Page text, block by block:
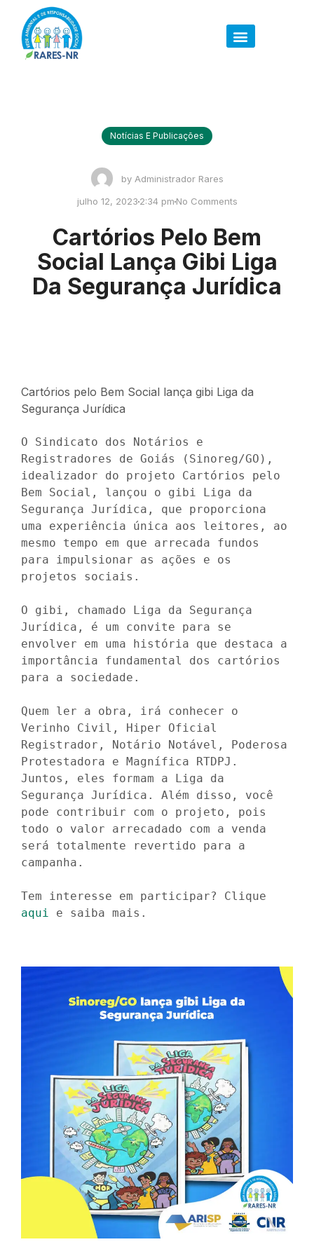
Notícias E Publicações
byAdministrador Rares
julho 12, 20232:34 pmNo Comments
Cartórios Pelo Bem
Social Lança Gibi Liga
Da Segurança Jurídica
Cartórios pelo Bem Social lança gibi Liga da
Segurança Jurídica
O Sindicato dos Notários e
Registradores de Goiás (Sinoreg/GO),
idealizador do projeto Cartórios pelo
Bem Social, lançou o gibi Liga da
Segurança Jurídica, que proporciona
uma experiência única aos leitores, ao
mesmo tempo em que arrecada fundos
para impulsionar as ações e os
projetos sociais.
O gibi, chamado Liga da Segurança
Jurídica, é um convite para se
envolver em uma história que destaca a
importância fundamental dos cartórios
para a sociedade.
Quem ler a obra, irá conhecer o
Verinho Civil, Hiper Oficial
Registrador, Notário Notável, Poderosa
Protestadora e Magnífica RTDPJ.
Juntos, eles formam a Liga da
Segurança Jurídica. Além disso, você
pode contribuir com o projeto, pois
todo o valor arrecadado com a venda
será totalmente revertido para a
campanha.
aqui e saiba mais.